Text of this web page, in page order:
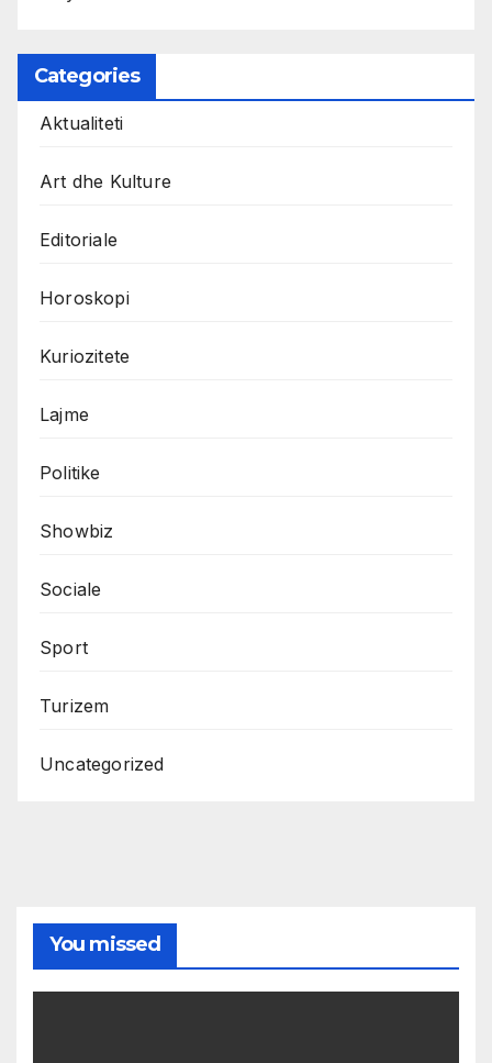
Categories
Aktualiteti
Art dhe Kulture
Editoriale
Horoskopi
Kuriozitete
Lajme
Politike
Showbiz
Sociale
Sport
Turizem
Uncategorized
You missed